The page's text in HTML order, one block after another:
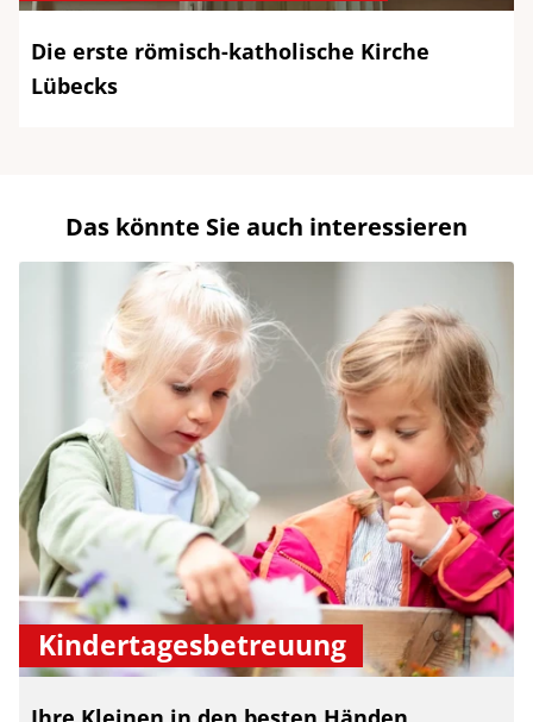
Die erste römisch-katholische Kirche
Lübecks
Das könnte Sie auch interessieren
Kindertagesbetreuung